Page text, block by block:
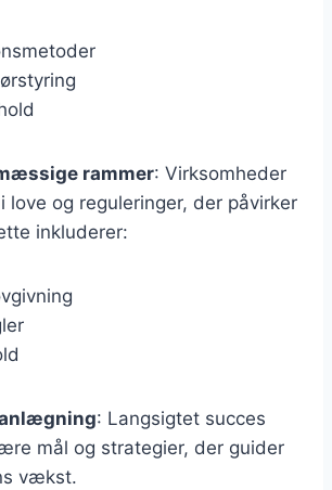
rammer: Virksomheder
love og reguleringer, der påvirker
inkluderer:
: Langsigtet succes
mål og strategier, der guider
vækst.